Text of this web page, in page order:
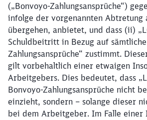
(„Bonvoyo-Zahlungsansprüche“)
infolge der vorgenannten Abtretung
übergehen, anbietet, und dass (ii)
Schuldbeitritt in Bezug auf
Zahlungsansprüche“ zustimmt.
gilt vorbehaltlich einer etwaigen
Arbeitgebers. Dies bedeutet, dass
Bonvoyo-Zahlungsansprüche nicht
einzieht, sondern – solange dieser
bei dem Arbeitgeber. Im Falle einer